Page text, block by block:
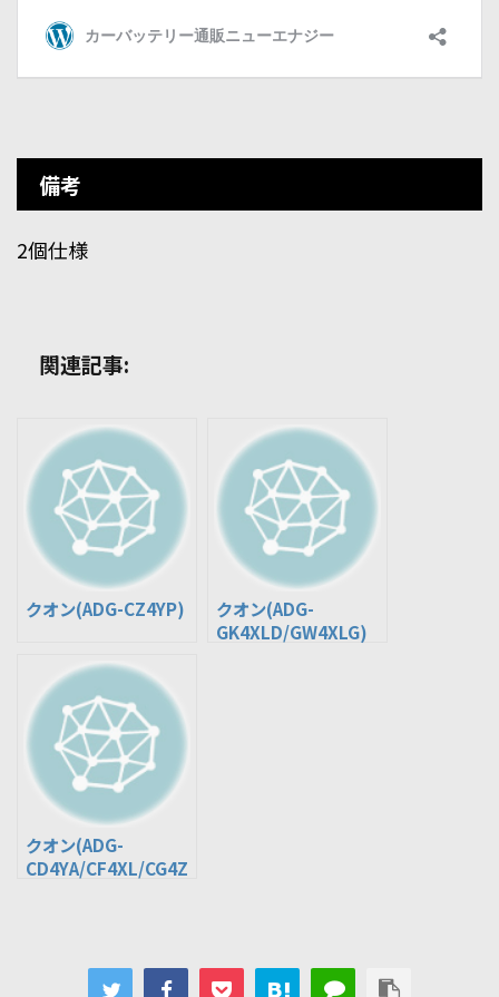
備考
2個仕様
関連記事:
クオン(ADG-CZ4YP)
クオン(ADG-
GK4XLD/GW4XLG)
クオン(ADG-
CD4YA/CF4XL/CG4Z